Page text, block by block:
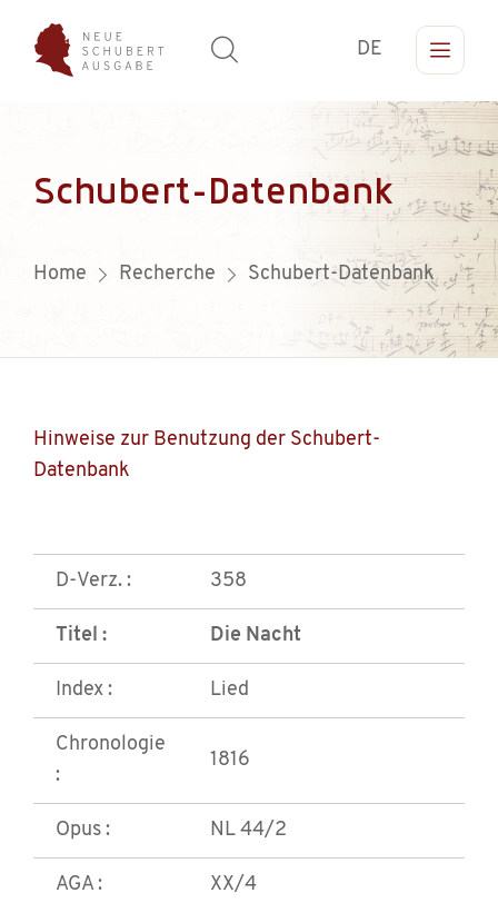
DE
Schubert-Datenbank
Home Recherche Schubert-Datenbank
Hinweise zur Benutzung der Schubert-
Datenbank
D-Verz. : 358
Titel : Die Nacht
Index : Lied
Chronologie
:
1816
Opus : NL 44/2
AGA : XX/4